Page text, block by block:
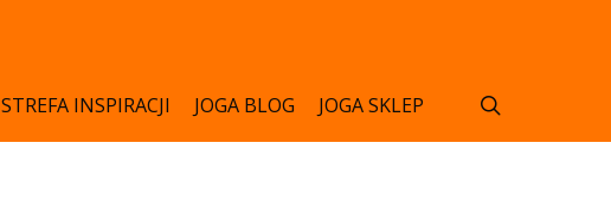
STREFA INSPIRACJI JOGA BLOG JOGA SKLEP